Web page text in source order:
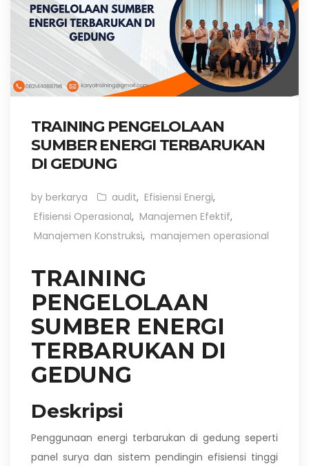
TRAINING PENGELOLAAN
SUMBER ENERGI TERBARUKAN
DI GEDUNG
by berkarya audit, Efisiensi Energi,
Efisiensi Operasional, Manajemen Efektif,
Manajemen Konstruksi, manajemen operasional
TRAINING
PENGELOLAAN
SUMBER ENERGI
TERBARUKAN DI
GEDUNG
Deskripsi
Penggunaan energi terbarukan di gedung seperti
panel surya dan sistem pendingin efisiensi tinggi